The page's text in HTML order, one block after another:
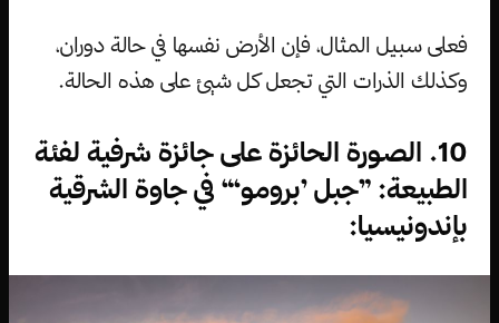
فعلى سبيل المثال، فإن الأرض نفسها في حالة دوران،
وكذلك الذرات التي تجعل كل شيئ على هذه الحالة.
10. الصورة الحائزة على جائزة شرفية لفئة
الطبيعة: ”جبل ’برومو‘“ في جاوة الشرقية
بإندونيسيا: